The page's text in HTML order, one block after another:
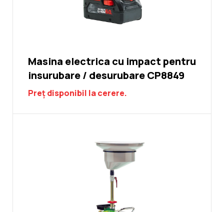
Masina electrica cu impact pentru
insurubare / desurubare CP8849
Preț disponibil la cerere.